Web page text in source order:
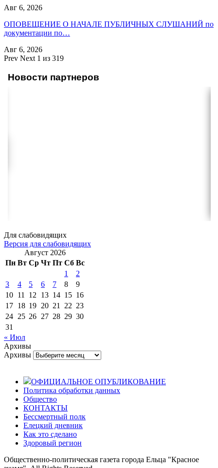
Авг 6, 2026
ОПОВЕЩЕНИЕ О НАЧАЛЕ ПУБЛИЧНЫХ СЛУШАНИЙ по
документации по…
Авг 6, 2026
Prev Next 1 из 319
Новости партнеров
Для слабовидящих
Версия для слабовидящих
Август 2026
Пн Вт Ср Чт Пт Сб Вс
1
2
3
4 5 6 7 8
9
10 11 12 13 14 15 16
17 18 19 20 21 22 23
24 25 26 27 28 29 30
31
« Июл
Архивы
Архивы
ОФИЦИАЛЬНОЕ ОПУБЛИКОВАНИЕ
Политика обработки данных
Общество
КОНТАКТЫ
Бессмертный полк
Елецкий дневник
Как это сделано
Здоровый регион
Общественно-политическая газета города Ельца "Красное